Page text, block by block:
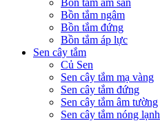
Bồn tắm âm sàn
Bồn tắm ngâm
Bồn tắm đứng
Bồn tắm áp lực
Sen cây tắm
Củ Sen
Sen cây tắm mạ vàng
Sen cây tắm đứng
Sen cây tắm âm tường
Sen cây tắm nóng lạnh